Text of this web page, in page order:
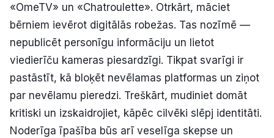
«OmeTV» un «Chatroulette». Otrkārt, māciet
bērniem ievērot digitālās robežas. Tas nozīmē —
nepublicēt personīgu informāciju un lietot
viedierīču kameras piesardzīgi. Tikpat svarīgi ir
pastāstīt, kā bloķēt nevēlamas platformas un ziņot
par nevēlamu pieredzi. Treškārt, mudiniet domāt
kritiski un izskaidrojiet, kāpēc cilvēki slēpj identitāti.
Noderīga īpašība būs arī veselīga skepse un